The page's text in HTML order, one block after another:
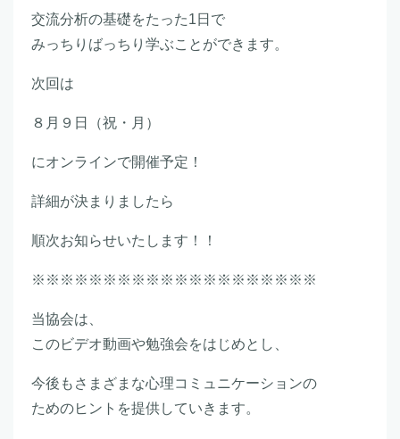
交流分析の基礎をたった1日で
みっちりばっちり学ぶことができます。
次回は
８月９日（祝・月）
にオンラインで開催予定！
詳細が決まりましたら
順次お知らせいたします！！
※※※※※※※※※※※※※※※※※※※※
当協会は、
このビデオ動画や勉強会をはじめとし、
今後もさまざまな心理コミュニケーションの
ためのヒントを提供していきます。